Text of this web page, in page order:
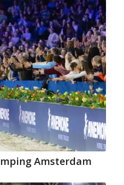
Amsterdam